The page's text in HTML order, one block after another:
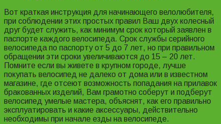
Вот краткая инструкция для начинающего велолюбителя,
при соблюдении этих простых правил Ваш двух колесный
друг будет служить, как минимум срок который заявлен в
паспорте каждого велосипеда. Срок службы серийного
велосипеда по паспорту от 5 до 7 лет, но при правильном
обращении эти сроки увеличиваются до 15 – 20 лет.
Помните если вы живете в крупном городе, лучше
покупать велосипед не далеко от дома или в известном
магазине, где отсеют возможность попадания на прилавок
бракованных изделий, Вам грамотно соберут и подберут
велосипед умелые мастера, объяснят, как его правильно
эксплуатировать и какие аксессуары, действительно
необходимы при начале езды на велосипеде.